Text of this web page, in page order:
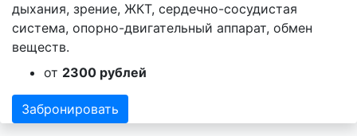
дыхания, зрение, ЖКТ, сердечно-сосудистая
система, опорно-двигательный аппарат, обмен
веществ.
от 2300 рублей
Забронировать